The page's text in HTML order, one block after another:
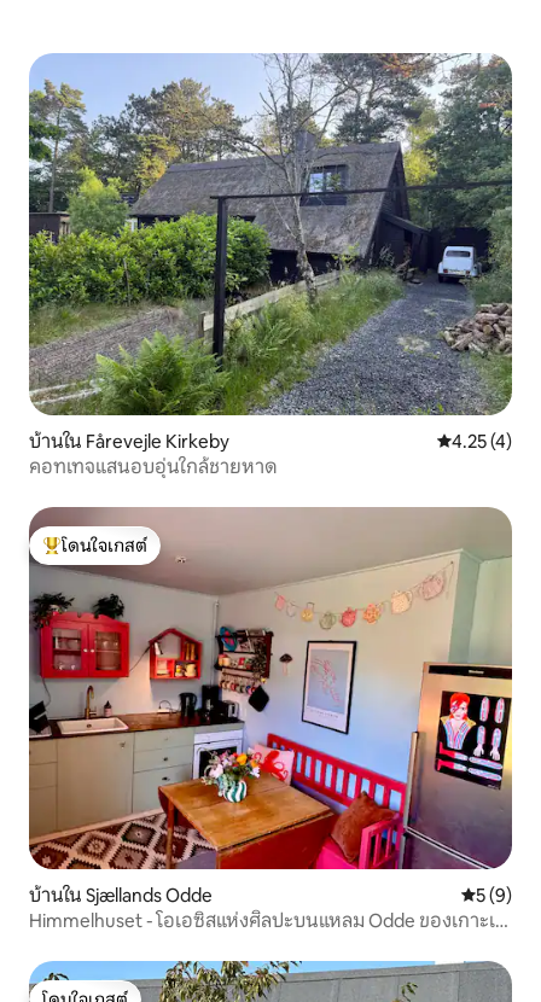
บ้านใน Fårevejle Kirkeby คะแนนเฉลี่ย
4.25 (4)
คอทเทจแสนอบอุ่นใกล้ชายหาด
โดนใจเกสต์ที่สุด
โดนใจเกสต์
บ้านใน Sjællands Odde คะแนนเฉ
5 (9)
Himmelhuset - โอเอซิสแห่งศิลปะบนแหลม Odde ของเกาะเซ